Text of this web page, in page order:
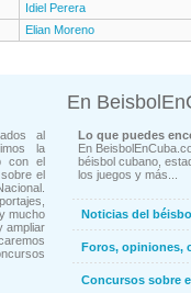
Idiel Perera
Elian Moreno
al
la
con el
el
mucho
ampliar
En
Lo que puedes
En
béisbol cubano,
los juegos y más...
Noticias del
Foros, opiniones,
Concursos sobre